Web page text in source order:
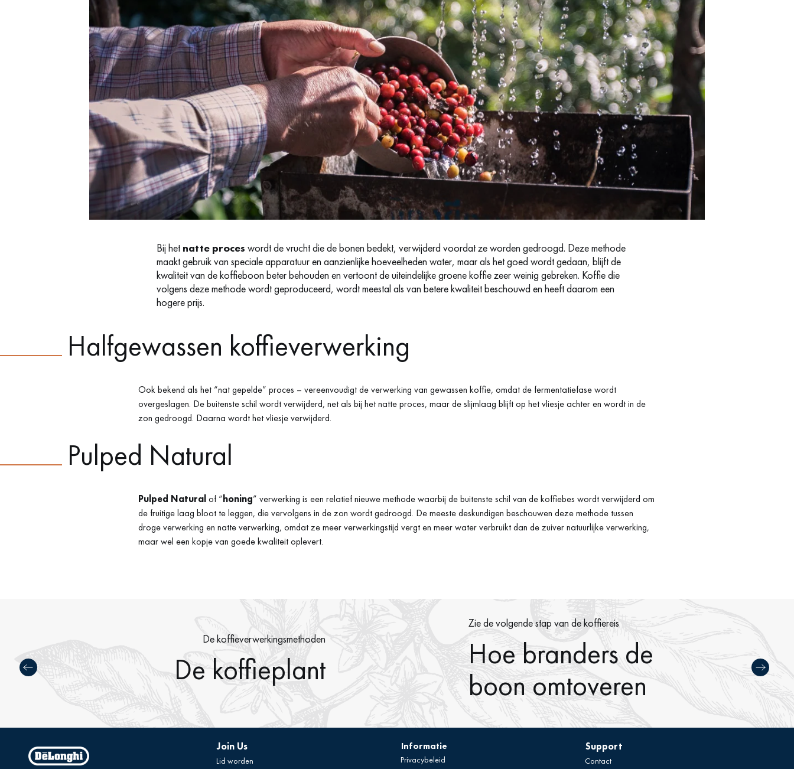
Bij het natte proces wordt de vrucht die de bonen bedekt, verwijderd voordat ze worden gedroogd. Deze methode
maakt gebruik van speciale apparatuur en aanzienlijke hoeveelheden water, maar als het goed wordt gedaan, blijft de
kwaliteit van de koffieboon beter behouden en vertoont de uiteindelijke groene koffie zeer weinig gebreken. Koffie die
volgens deze methode wordt geproduceerd, wordt meestal als van betere kwaliteit beschouwd en heeft daarom een
hogere prijs.
Halfgewassen koffieverwerking
Ook bekend als het “nat gepelde” proces – vereenvoudigt de verwerking van gewassen koffie, omdat de fermentatiefase wordt
overgeslagen. De buitenste schil wordt verwijderd, net als bij het natte proces, maar de slijmlaag blijft op het vliesje achter en wordt in de
zon gedroogd. Daarna wordt het vliesje verwijderd.
Pulped Natural
Pulped Naturalof “honing” verwerking is een relatief nieuwe methode waarbij de buitenste schil van de koffiebes wordt verwijderd om
de fruitige laag bloot te leggen, die vervolgens in de zon wordt gedroogd. De meeste deskundigen beschouwen deze methode tussen
droge verwerking en natte verwerking, omdat ze meer verwerkingstijd vergt en meer water verbruikt dan de zuiver natuurlijke verwerking,
maar wel een kopje van goede kwaliteit oplevert.
De koffieverwerkingsmethoden
De koffieplant
Zie de volgende stap van de koffiereis
Hoe branders de
boon omtoveren
Join Us
Lid worden
Informatie
Privacybeleid
Support
Contact